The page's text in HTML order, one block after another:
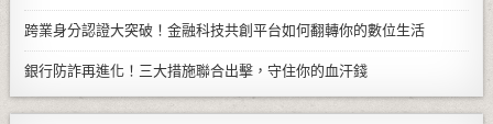
跨業身分認證大突破！金融科技共創平台如何翻轉你的數位生活
銀行防詐再進化！三大措施聯合出擊，守住你的血汗錢